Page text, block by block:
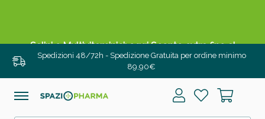
Spedizioni 48/72h - Spedizione Gratuita per ordine minimo
89,90€